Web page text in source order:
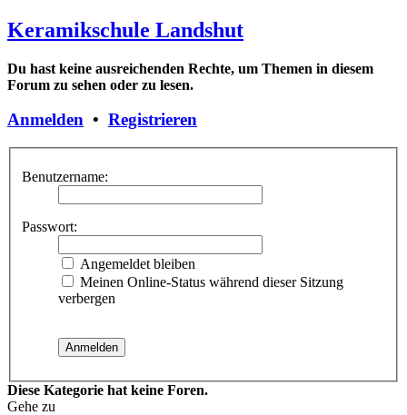
Keramikschule Landshut
Du hast keine ausreichenden Rechte, um Themen in diesem
Forum zu sehen oder zu lesen.
Anmelden • Registrieren
Benutzername:
Passwort:
Angemeldet bleiben
Meinen Online-Status während dieser Sitzung
verbergen
Diese Kategorie hat keine Foren.
Gehe zu